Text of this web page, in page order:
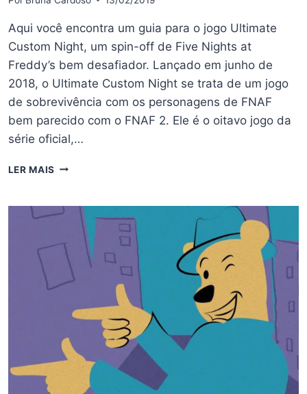
Aqui você encontra um guia para o jogo Ultimate
Custom Night, um spin-off de Five Nights at
Freddy’s bem desafiador. Lançado em junho de
2018, o Ultimate Custom Night se trata de um jogo
de sobrevivência com os personagens de FNAF
bem parecido com o FNAF 2. Ele é o oitavo jogo da
série oficial,…
LER MAIS ULTIMATE
–
COMPLETO
DO
SPIN-
FNAF